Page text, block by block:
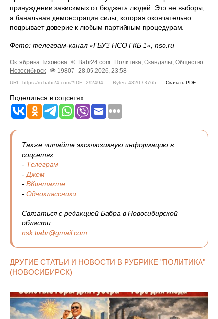
принуждении зависимых от бюджета людей. Это не выборы,
а банальная демонстрация силы, которая окончательно
подрывает доверие к любым партийным процедурам.
Фото: телеграм-канал «ГБУЗ НСО ГКБ 1», nso.ru
Октябрина Тихонова © Babr24.com Политика, Скандалы, Общество
Новосибирск
19807 28.05.2026, 23:58
URL: https://m.babr24.com/?IDE=292494 Bytes: 4320 / 3765 Скачать PDF
Поделиться в соцсетях:
Также читайте эксклюзивную информацию в
соцсетях:
- Телеграм
-Джем
- ВКонтакте
- Одноклассники
Связаться с редакцией Бабра в Новосибирской
области:
nsk.babr@gmail.com
ДРУГИЕ СТАТЬИ И НОВОСТИ В РУБРИКЕ "ПОЛИТИКА"
(НОВОСИБИРСК)